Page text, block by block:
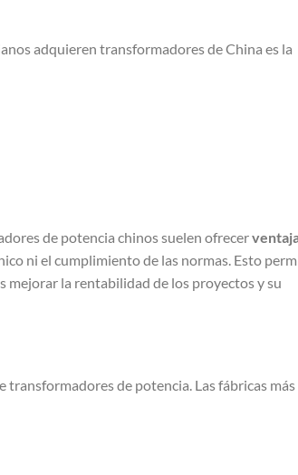
adquieren transformadores de China es la
de potencia chinos suelen ofrecer
ni el cumplimiento de las normas. Esto
mejorar la rentabilidad de los proyectos y su
de potencia. Las fábricas más